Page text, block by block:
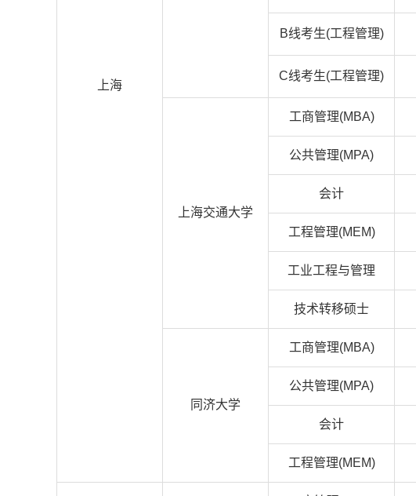
上海
B线考生(工程管理)
C线考生(工程管理)
上海交通大学
工商管理(MBA)
公共管理(MPA)
会计
工程管理(MEM)
工业工程与管理
技术转移硕士
同济大学
工商管理(MBA)
公共管理(MPA)
会计
工程管理(MEM)